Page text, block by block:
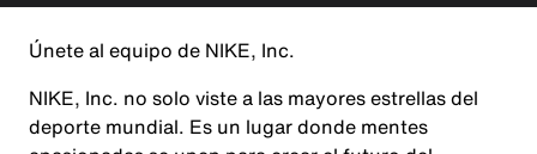
Únete al equipo de NIKE, Inc.
NIKE, Inc. no solo viste a las mayores estrellas del
deporte mundial. Es un lugar donde mentes